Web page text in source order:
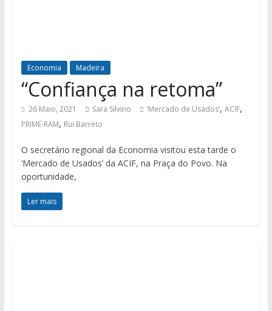
Economia Madeira
“Confiança na retoma”
26 Maio, 2021 Sara Silvino ‘Mercado de Usados’, ACIF,
PRIME-RAM, Rui Barreto
O secretário regional da Economia visitou esta tarde o
‘Mercado de Usados’ da ACIF, na Praça do Povo. Na
oportunidade,
Ler mais